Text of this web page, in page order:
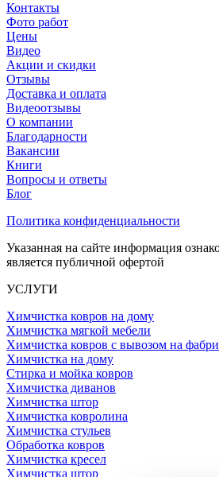
Контакты
Фото работ
Цены
Видео
Акции и скидки
Отзывы
Доставка и оплата
Видеоотзывы
О компании
Благодарности
Вакансии
Книги
Вопросы и ответы
Блог
Политика конфиденциальности
Указанная на сайте информация
является публичной офертой
УСЛУГИ
Химчистка ковров на дому
Химчистка мягкой мебели
Химчистка ковров с вывозом на
Химчистка на дому
Стирка и мойка ковров
Химчистка диванов
Химчистка штор
Химчистка ковролина
Химчистка стульев
Обработка ковров
Химчистка кресел
Химчистка штор